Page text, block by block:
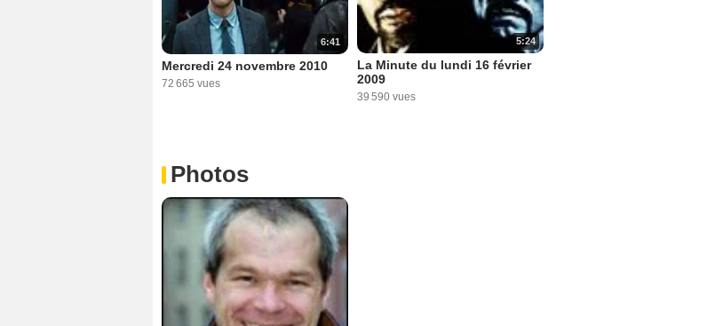
6:41
Mercredi 24 novembre 2010
72 665 vues
5:24
La Minute du lundi 16 février
2009
39 590 vues
Photos